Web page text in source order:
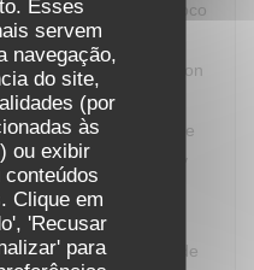
Esses
servem
navegação,
do site,
(por
às
ou exibir
conteúdos
Clique em
'Recusar
para
de Saint-Jaques coco
de un plato
de boeuf grillé” con
compota de
con un postre de
crema de vainilla y
lo aportó un Château
el Chef va
observar la reacción de